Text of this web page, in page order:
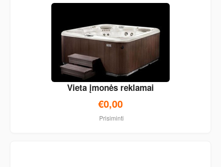
Vieta įmonės reklamai
€0,00
Prisiminti